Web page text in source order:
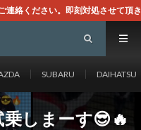
せて頂きます。なお、同サイト
SUBARU DAIHATSU
しまーす😎🔥